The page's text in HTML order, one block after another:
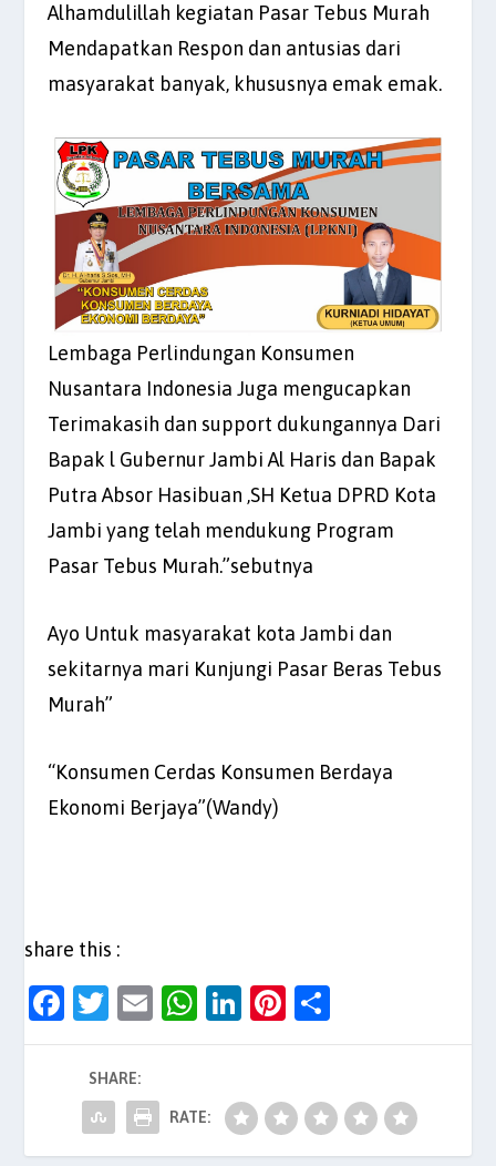
Alhamdulillah kegiatan Pasar Tebus Murah
Mendapatkan Respon dan antusias dari
masyarakat banyak, khususnya emak emak.
Lembaga Perlindungan Konsumen
Nusantara Indonesia Juga mengucapkan
Terimakasih dan support dukungannya Dari
Bapak l Gubernur Jambi Al Haris dan Bapak
Putra Absor Hasibuan ,SH Ketua DPRD Kota
Jambi yang telah mendukung Program
Pasar Tebus Murah.”sebutnya
Ayo Untuk masyarakat kota Jambi dan
sekitarnya mari Kunjungi Pasar Beras Tebus
Murah”
“Konsumen Cerdas Konsumen Berdaya
Ekonomi Berjaya”(Wandy)
share this :
F
a
e
b
T
w
itt
er
E
m
l
W
h
s
Li
n
e
dI
Pi
nt
es
t
h
e
SHARE:
RATE: